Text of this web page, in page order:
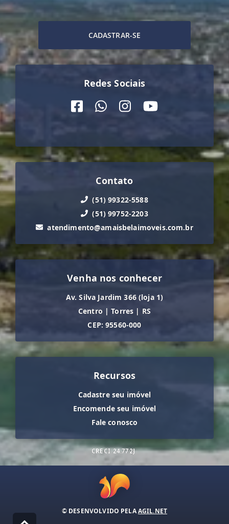
CADASTRAR-SE
Redes Sociais
Contato
(51) 99322-5588
(51) 99752-2203
atendimento@amaisbelaimoveis.com.br
Venha nos conhecer
Av. Silva Jardim 366 (loja 1)
Centro | Torres | RS
CEP: 95560-000
Recursos
Cadastre seu imóvel
Encomende seu imóvel
Fale conosco
CRECI 24.772J
© DESENVOLVIDO PELAAGIL.NET